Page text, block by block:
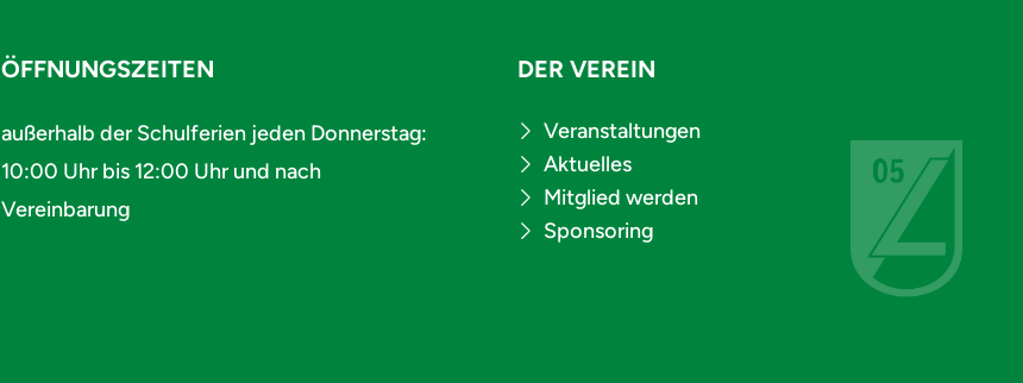
ÖFFNUNGSZEITEN
außerhalb der Schulferien jeden Donnerstag:
10:00 Uhr bis 12:00 Uhr und nach
Vereinbarung
DER VEREIN
Veranstaltungen
Aktuelles
Mitglied werden
Sponsoring